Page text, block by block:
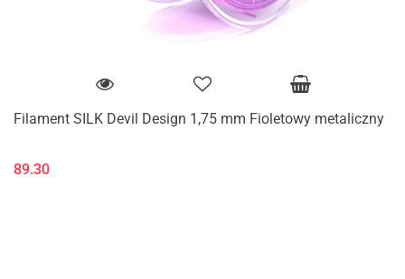
Filament SILK Devil Design 1,75 mm Fioletowy metaliczny
89.30